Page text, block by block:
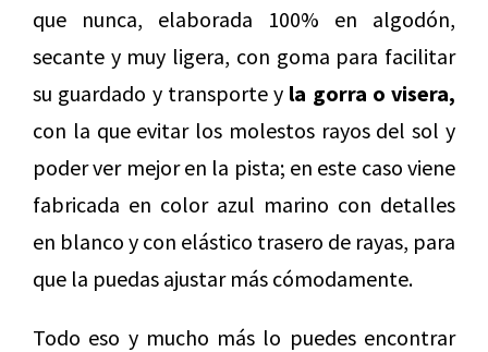
que nunca, elaborada 100% en algodón,
secante y muy ligera, con goma para facilitar
su guardado y transporte y la gorra o visera,
con la que evitar los molestos rayos del sol y
poder ver mejor en la pista; en este caso viene
fabricada en color azul marino con detalles
en blanco y con elástico trasero de rayas, para
que la puedas ajustar más cómodamente.
Todo eso y mucho más lo puedes encontrar